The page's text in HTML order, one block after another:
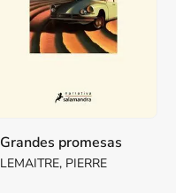
Grandes promesas
LEMAITRE, PIERRE